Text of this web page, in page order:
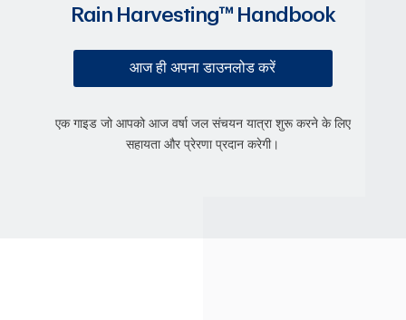
Rain Harvesting™ Handbook
आज ही अपना डाउनलोड करें
एक गाइड जो आपको आज वर्षा जल संचयन यात्रा शुरू करने के लिए
सहायता और प्रेरणा प्रदान करेगी।